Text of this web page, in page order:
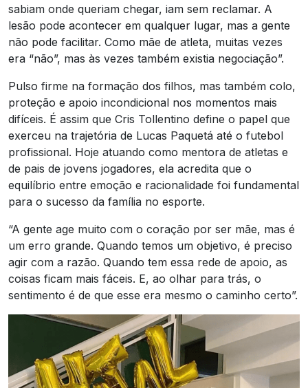
sabiam onde queriam chegar, iam sem reclamar. A
lesão pode acontecer em qualquer lugar, mas a gente
não pode facilitar. Como mãe de atleta, muitas vezes
era “não”, mas às vezes também existia negociação”.
Pulso firme na formação dos filhos, mas também colo,
proteção e apoio incondicional nos momentos mais
difíceis. É assim que Cris Tollentino define o papel que
exerceu na trajetória de Lucas Paquetá até o futebol
profissional. Hoje atuando como mentora de atletas e
de pais de jovens jogadores, ela acredita que o
equilíbrio entre emoção e racionalidade foi fundamental
para o sucesso da família no esporte.
“A gente age muito com o coração por ser mãe, mas é
um erro grande. Quando temos um objetivo, é preciso
agir com a razão. Quando tem essa rede de apoio, as
coisas ficam mais fáceis. E, ao olhar para trás, o
sentimento é de que esse era mesmo o caminho certo”.